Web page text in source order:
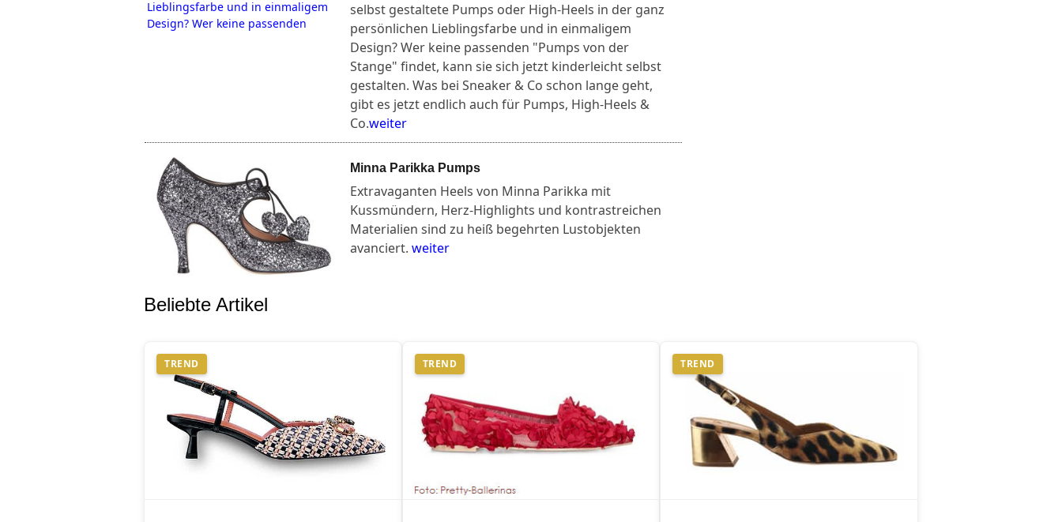
selbst gestaltete Pumps oder High-Heels in der ganz
persönlichen Lieblingsfarbe und in einmaligem
Design? Wer keine passenden "Pumps von der
Stange" findet, kann sie sich jetzt kinderleicht selbst
gestalten. Was bei Sneaker & Co schon lange geht,
gibt es jetzt endlich auch für Pumps, High-Heels &
Co.weiter
Minna Parikka Pumps
Extravaganten Heels von Minna Parikka mit
Kussmündern, Herz-Highlights und kontrastreichen
Materialien sind zu heiß begehrten Lustobjekten
avanciert. weiter
Beliebte Artikel
TREND TREND TREND